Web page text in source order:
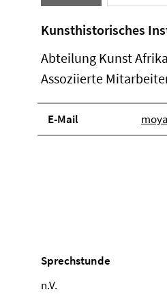
Kunsthistorisches
Abteilung Kunst
Assoziierte
E-Mail
Sprechstunde
n.V.